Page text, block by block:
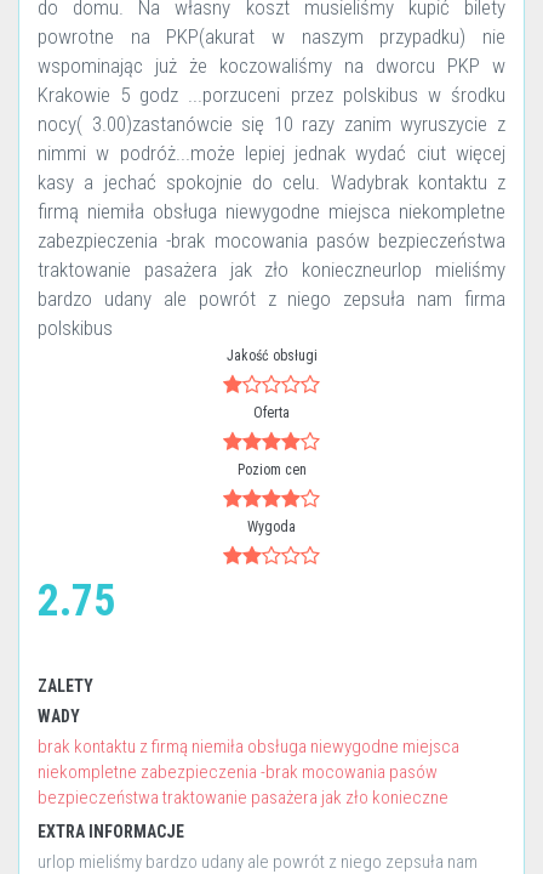
do domu. Na własny koszt musieliśmy kupić bilety
powrotne na PKP(akurat w naszym przypadku) nie
wspominając już że koczowaliśmy na dworcu PKP w
Krakowie 5 godz ...porzuceni przez polskibus w środku
nocy( 3.00)zastanówcie się 10 razy zanim wyruszycie z
nimmi w podróż...może lepiej jednak wydać ciut więcej
kasy a jechać spokojnie do celu. Wadybrak kontaktu z
firmą niemiła obsługa niewygodne miejsca niekompletne
zabezpieczenia -brak mocowania pasów bezpieczeństwa
traktowanie pasażera jak zło konieczneurlop mieliśmy
bardzo udany ale powrót z niego zepsuła nam firma
polskibus
Jakość obsługi
Oferta
Poziom cen
Wygoda
2.75
ZALETY
WADY
brak kontaktu z firmą niemiła obsługa niewygodne miejsca
niekompletne zabezpieczenia -brak mocowania pasów
bezpieczeństwa traktowanie pasażera jak zło konieczne
EXTRA INFORMACJE
urlop mieliśmy bardzo udany ale powrót z niego zepsuła nam